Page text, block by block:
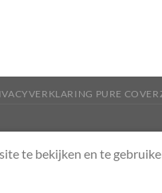
PURE
te bekijken en te